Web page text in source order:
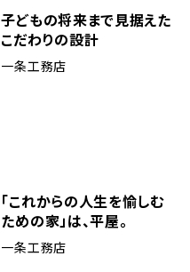
子どもの将来まで見据えた
こだわりの設計
一条工務店
「これからの人生を愉しむ
ための家」は、平屋。
一条工務店